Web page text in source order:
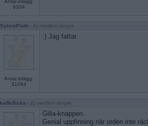
Antal inlägg:
6334
SylviaPlath - Ej medlem längre
Antal inlägg:
31064
:) Jag fattar.
kaffeflicka - Ej medlem längre
Gilla-knappen.
Genial uppfinning när orden inte